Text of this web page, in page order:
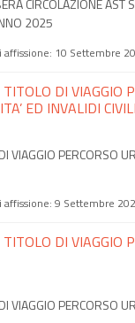
CIRCOLAZIONE
2025
affissione: 10 Settembre
DI VIAGGIO
ED INVALIDI
VIAGGIO PERCORSO
affissione: 9 Settembre
DI VIAGGIO
VIAGGIO PERCORSO